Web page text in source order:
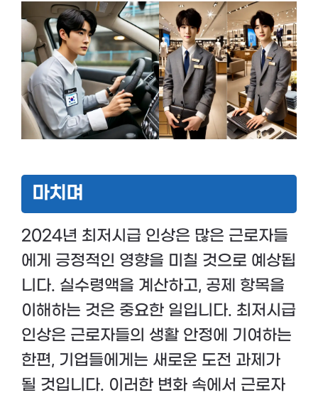
마치며
2024년 최저시급 인상은 많은 근로자들
에게 긍정적인 영향을 미칠 것으로 예상됩
니다. 실수령액을 계산하고, 공제 항목을
이해하는 것은 중요한 일입니다. 최저시급
인상은 근로자들의 생활 안정에 기여하는
한편, 기업들에게는 새로운 도전 과제가
될 것입니다. 이러한 변화 속에서 근로자